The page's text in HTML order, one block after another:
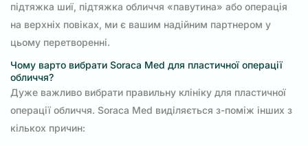
підтяжка шиї, підтяжка обличчя «павутина» або операція
на верхніх повіках, ми є вашим надійним партнером у
цьому перетворенні.
Чому варто вибрати Soraca Med для пластичної операції
обличчя?
Дуже важливо вибрати правильну клініку для пластичної
операції обличчя. Soraca Med виділяється з-поміж інших з
кількох причин: